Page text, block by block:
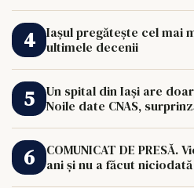
Iașul pregătește cel mai
ultimele decenii
Un spital din Iași are
Noile date CNAS,
COMUNICAT DE
ani și nu a făcut